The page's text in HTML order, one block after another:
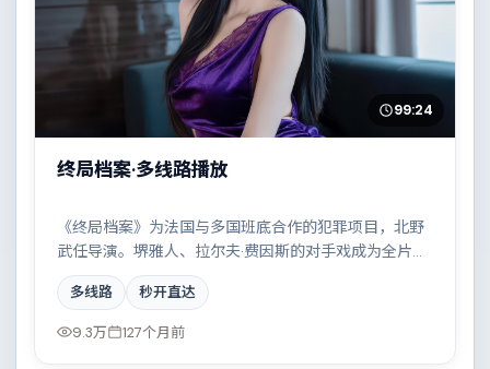
99:24
终局档案·多线路播放
《终局档案》为法国与多国班底合作的犯罪项目，北野
武任导演。堺雅人、拉尔夫·费因斯的对手戏成为全片高
光，科技伦理与情感羁绊形成强烈对撞。配乐与摄影风
格统一，具备院线质感。
多线路 秒开直达
9.3万 127个月前